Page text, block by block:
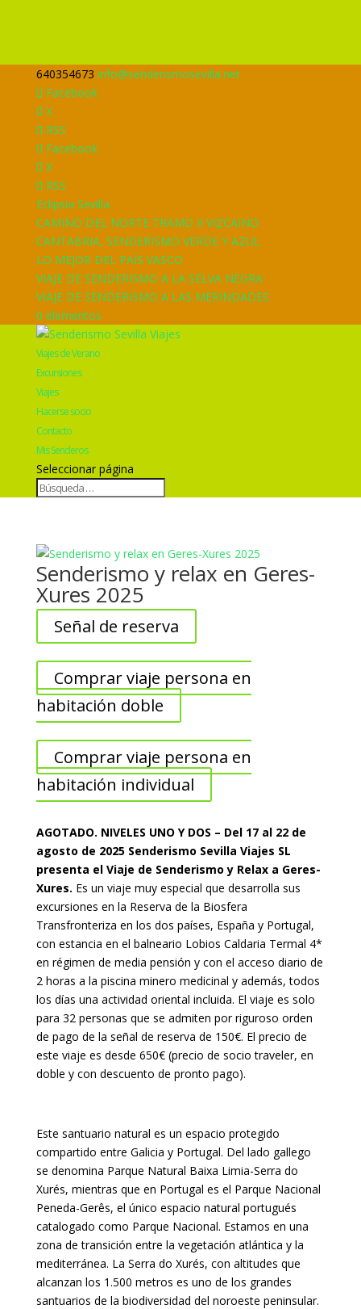
640354673 info@senderismosevilla.net
Facebook
X
RSS
Facebook
X
RSS
Eclipsia Sevilla
CAMINO DEL NORTE TRAMO II VIZCAINO
CANTABRIA, SENDERISMO VERDE Y AZUL
LO MEJOR DEL PAÍS VASCO
VIAJE DE SENDERISMO A LA SELVA NEGRA
VIAJE DE SENDERISMO A LAS MERINDADES
0 elementos
Viajes de Verano
Excursiones
Viajes
Hacerse socio
Contacto
Mis Senderos
Seleccionar página
Senderismo y relax en Geres-
Xures 2025
Señal de reserva
Comprar viaje persona en
habitación doble
Comprar viaje persona en
habitación individual
AGOTADO. NIVELES UNO Y DOS – Del 17 al 22 de
agosto de 2025 Senderismo Sevilla Viajes SL
presenta el Viaje de Senderismo y Relax a Geres-
Xures. Es un viaje muy especial que desarrolla sus
excursiones en la Reserva de la Biosfera
Transfronteriza en los dos países, España y Portugal,
con estancia en el balneario Lobios Caldaria Termal 4*
en régimen de media pensión y con el acceso diario de
2 horas a la piscina minero medicinal y además, todos
los días una actividad oriental incluida. El viaje es solo
para 32 personas que se admiten por riguroso orden
de pago de la señal de reserva de 150€. El precio de
este viaje es desde 650€ (precio de socio traveler, en
doble y con descuento de pronto pago).
Este santuario natural es un espacio protegido
compartido entre Galicia y Portugal. Del lado gallego
se denomina Parque Natural Baixa Limia-Serra do
Xurés, mientras que en Portugal es el Parque Nacional
Peneda-Gerês, el único espacio natural portugués
catalogado como Parque Nacional. Estamos en una
zona de transición entre la vegetación atlántica y la
mediterránea. La Serra do Xurés, con altitudes que
alcanzan los 1.500 metros es uno de los grandes
santuarios de la biodiversidad del noroeste peninsular.